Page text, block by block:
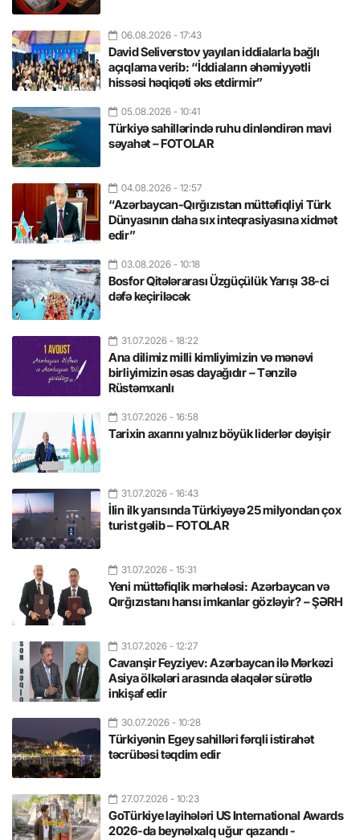
06.08.2026 - 17:43
David Seliverstov yayılan iddialarla bağlı
açıqlama verib: “İddiaların əhəmiyyətli
hissəsi həqiqəti əks etdirmir”
05.08.2026 - 10:41
Türkiyə sahillərində ruhu dinləndirən mavi
səyahət – FOTOLAR
04.08.2026 - 12:57
“Azərbaycan-Qırğızıstan müttəfiqliyi Türk
Dünyasının daha sıx inteqrasiyasına xidmət
edir”
03.08.2026 - 10:18
Bosfor Qitələrarası Üzgüçülük Yarışı 38-ci
dəfə keçiriləcək
31.07.2026 - 18:22
Ana dilimiz milli kimliyimizin və mənəvi
birliyimizin əsas dayağıdır – Tənzilə
Rüstəmxanlı
31.07.2026 - 16:58
Tarixin axarını yalnız böyük liderlər dəyişir
31.07.2026 - 16:43
İlin ilk yarısında Türkiyəyə 25 milyondan çox
turist gəlib – FOTOLAR
31.07.2026 - 15:31
Yeni müttəfiqlik mərhələsi: Azərbaycan və
Qırğızıstanı hansı imkanlar gözləyir? – ŞƏRH
31.07.2026 - 12:27
Cavanşir Feyziyev: Azərbaycan ilə Mərkəzi
Asiya ölkələri arasında əlaqələr sürətlə
inkişaf edir
30.07.2026 - 10:28
Türkiyənin Egey sahilləri fərqli istirahət
təcrübəsi təqdim edir
27.07.2026 - 10:23
GoTürkiye layihələri US International Awards
2026-da beynəlxalq uğur qazandı -